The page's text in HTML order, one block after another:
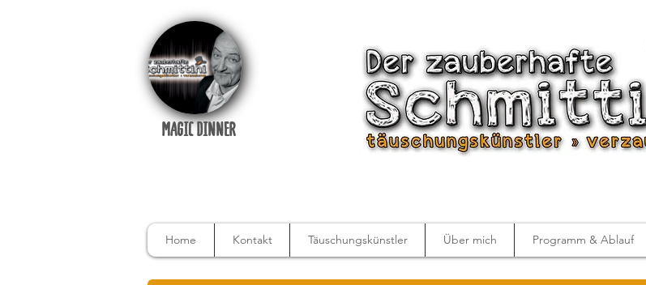
MAGIC DINNER
Home Kontakt Täuschungskünstler Über mich Programm & Ablauf